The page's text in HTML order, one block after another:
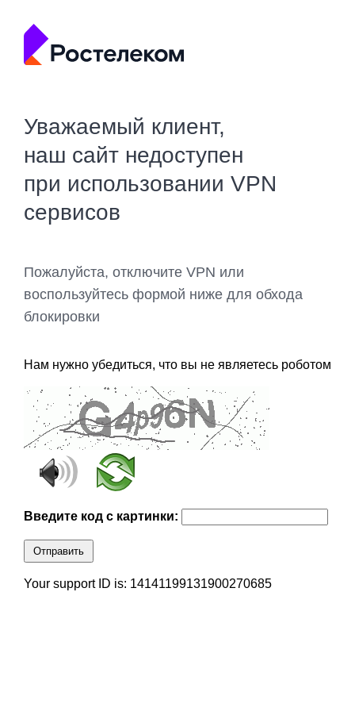
Уважаемый клиент,
наш сайт недоступен
при использовании VPN
сервисов
Пожалуйста, отключите VPN или
воспользуйтесь формой ниже для обхода
блокировки
Нам нужно убедиться, что вы не являетесь роботом
Введите код с картинки:
Отправить
Your support ID is: 14141199131900270685